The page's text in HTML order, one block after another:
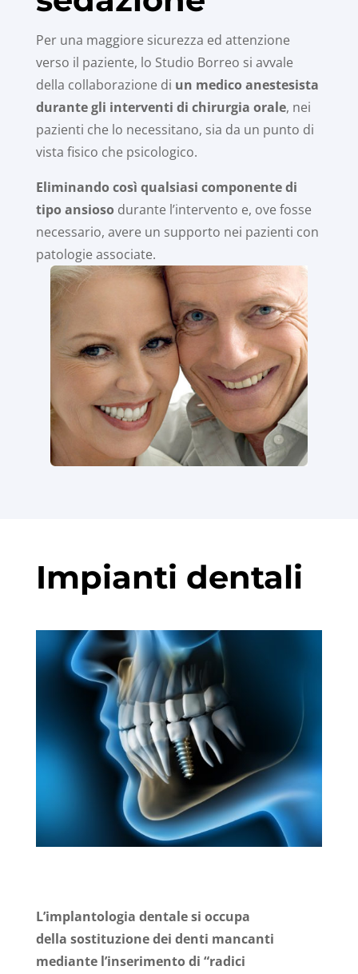
Per una maggiore sicurezza ed attenzione
verso il paziente, lo Studio Borreo si avvale
della collaborazione di un medico anestesista
durante gli interventi di chirurgia orale, nei
pazienti che lo necessitano, sia da un punto di
vista fisico che psicologico.
Eliminando così qualsiasi componente di
tipo ansiosodurante l’intervento e, ove fosse
necessario, avere un supporto nei pazienti con
patologie associate.
Impianti dentali
L’implantologia dentale si occupa
della sostituzione dei denti mancanti
mediante l’inserimento di “radici